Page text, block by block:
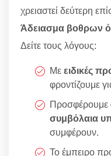
χρειαστεί δεύτερη
Άδειασμα βοθρων
Δείτε τους λόγους:
Μεειδικές
φροντίζουμε
Προσφέρουμε
συμβόλαια
συμφέρουν.
Το έμπειρο